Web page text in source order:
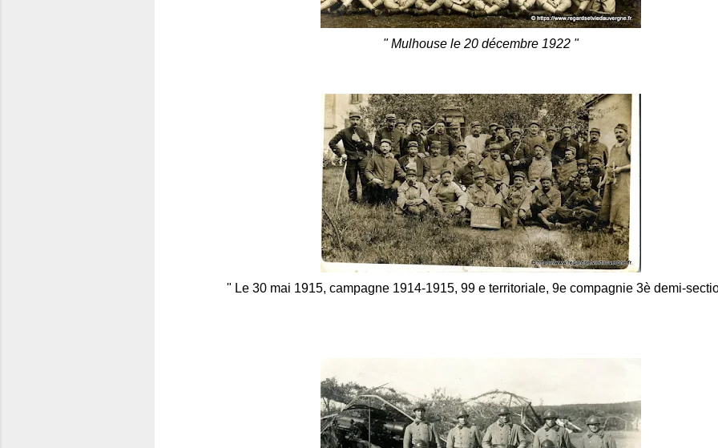
" Mulhouse le 20 décembre 1922 "
" Le 30 mai 1915, campagne 1914-1915, 99 e territoriale, 9e compagnie 3è demi-